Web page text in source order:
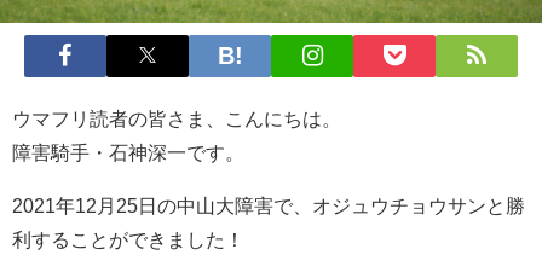
ウマフリ読者の皆さま、こんにちは。
障害騎手・石神深一です。
2021年12月25日の中山大障害で、オジュウチョウサンと勝
利することができました！